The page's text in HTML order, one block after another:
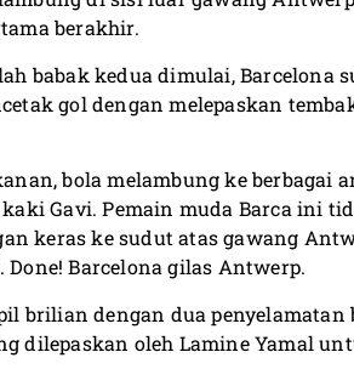
berakhir.
babak kedua dimulai, Barcelona
gol dengan melepaskan
bola melambung ke berbagai
Gavi. Pemain muda Barca ini
keras ke sudut atas gawang
Barcelona gilas Antwerp.
brilian dengan dua
dilepaskan oleh Lamine Yamal